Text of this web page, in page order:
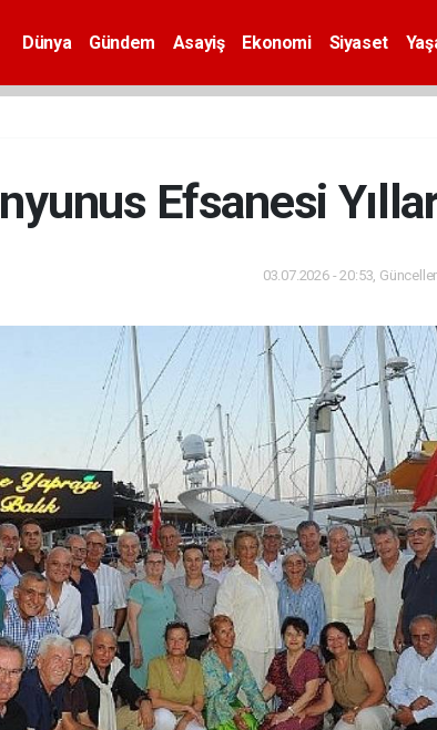
Dünya Gündem Asayiş Ekonomi Siyaset
Efsanesi
03.07.2026 - 20:53,